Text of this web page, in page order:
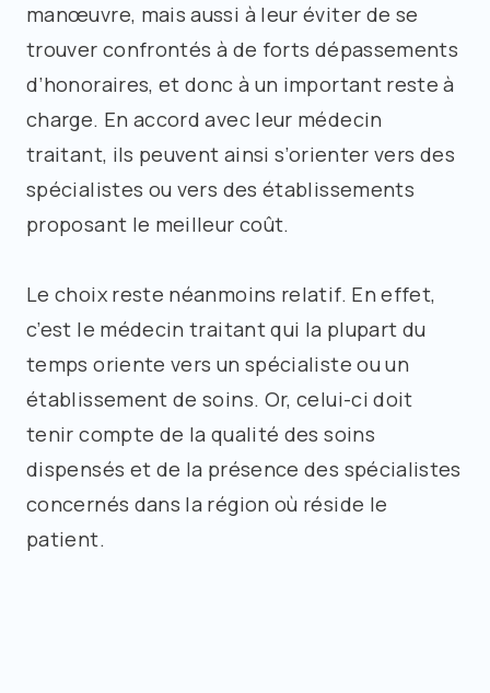
manœuvre, mais aussi à leur éviter de se
trouver confrontés à de forts dépassements
d’honoraires, et donc à un important reste à
charge. En accord avec leur médecin
traitant, ils peuvent ainsi s’orienter vers des
spécialistes ou vers des établissements
proposant le meilleur coût.
Le choix reste néanmoins relatif. En effet,
c’est le médecin traitant qui la plupart du
temps oriente vers un spécialiste ou un
établissement de soins. Or, celui-ci doit
tenir compte de la qualité des soins
dispensés et de la présence des spécialistes
concernés dans la région où réside le
patient.